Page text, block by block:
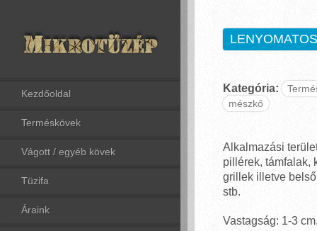
Kezdőoldal
Terméskövek
Vágott / egyéb kövek
Tüzifa
Áraink
Kategória:
mészkő
Alkalmazási
pillérek, támfalak,
grillek illetve
stb.
Vastagság: 1-3